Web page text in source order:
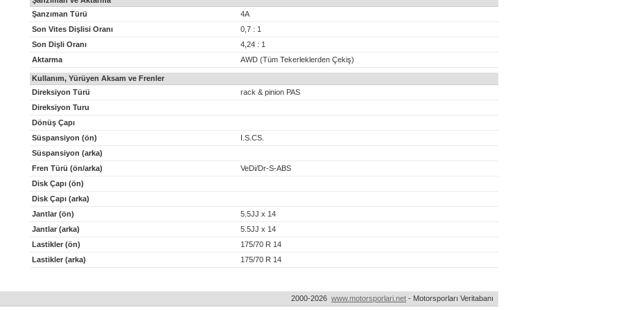
Şanzıman Türü
4A
Son Vites Dişlisi Oranı
0,7 : 1
Son Dişli Oranı
4,24 : 1
Aktarma
AWD (Tüm Tekerleklerden Çekiş)
Kullanım, Yürüyen Aksam ve Frenler
Direksiyon Türü
rack & pinion PAS
Direksiyon Turu
Dönüş Çapı
Süspansiyon (ön)
I.S.CS.
Süspansiyon (arka)
Fren Türü (ön/arka)
VeDi/Dr-S-ABS
Disk Çapı (ön)
Disk Çapı (arka)
Jantlar (ön)
5.5JJ x 14
Jantlar (arka)
5.5JJ x 14
Lastikler (ön)
175/70 R 14
Lastikler (arka)
175/70 R 14
2000-2026 www.motorsporlari.net - Motorsporları Veritabanı